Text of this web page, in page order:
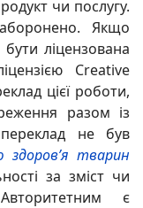
чи послугу.
Якщо
ліцензована
Creative
цієї роботи,
разом із
не був
здоров’я тварин
за зміст чи
є